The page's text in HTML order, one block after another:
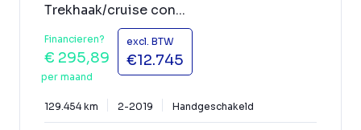
Trekhaak/cruise con...
Financieren?
€ 295,89
per maand
excl. BTW
€12.745
129.454 km 2-2019 Handgeschakeld